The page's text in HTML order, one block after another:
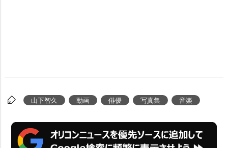
山下智久 動画 俳優 写真集 音楽